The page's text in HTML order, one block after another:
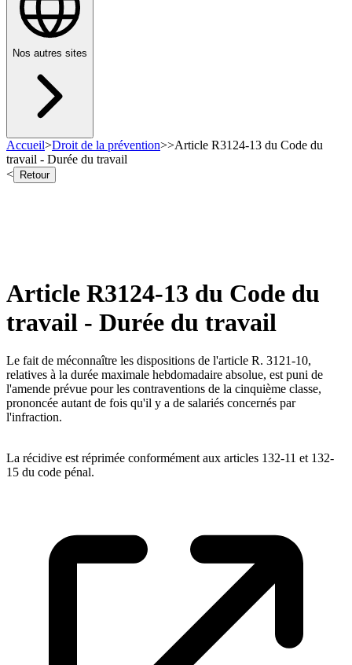
Nos autres sites
Accueil>Droit de la prévention>>Article R3124-13 du Code du
travail - Durée du travail
<
Retour
Article R3124-13 du Code du
travail - Durée du travail
Le fait de méconnaître les dispositions de l'article R. 3121-10,
relatives à la durée maximale hebdomadaire absolue, est puni de
l'amende prévue pour les contraventions de la cinquième classe,
prononcée autant de fois qu'il y a de salariés concernés par
l'infraction.
La récidive est réprimée conformément aux articles 132-11 et 132-
15 du code pénal.